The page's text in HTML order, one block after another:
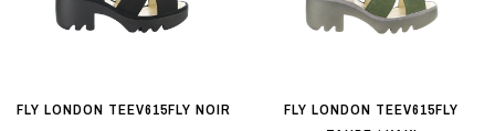
FLY LONDON TEEV615FLY NOIR
FLY LONDON TEEV615FLY